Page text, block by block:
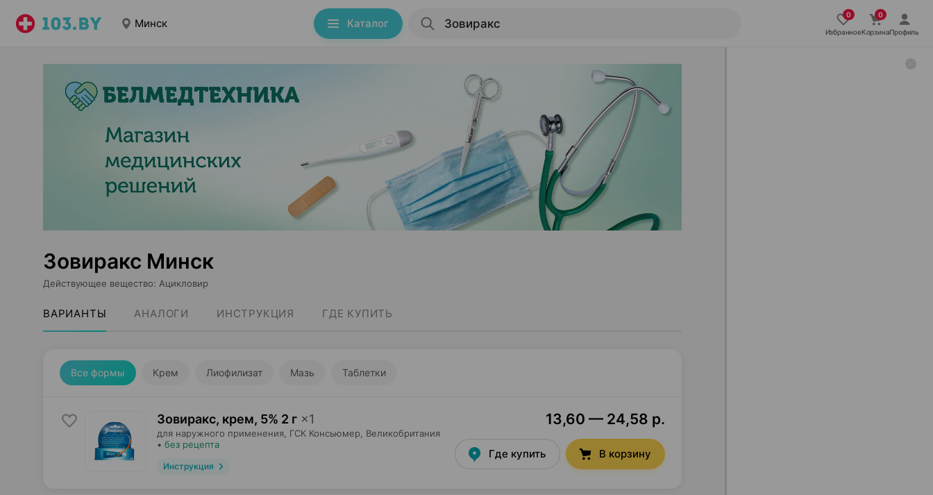
Минск Каталог
ИзбранноеКорзинаПрофиль
Зовиракс Минск
Действующее вещество: Ацикловир
ВАРИАНТЫ АНАЛОГИ ИНСТРУКЦИЯ ГДЕ КУПИТЬ
Все формы Крем Лиофилизат Мазь Таблетки
Зовиракс, крем, 5% 2 г ×1
для наружного применения, ГСК Консьюмер , Великобритания
• без рецепта
Инструкция
13,60 — 24,58 р.
Где купить В корзину